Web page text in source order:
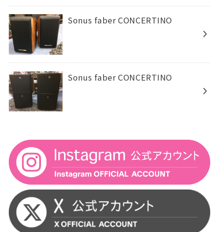
Sonus faber CONCERTINO
Sonus faber CONCERTINO